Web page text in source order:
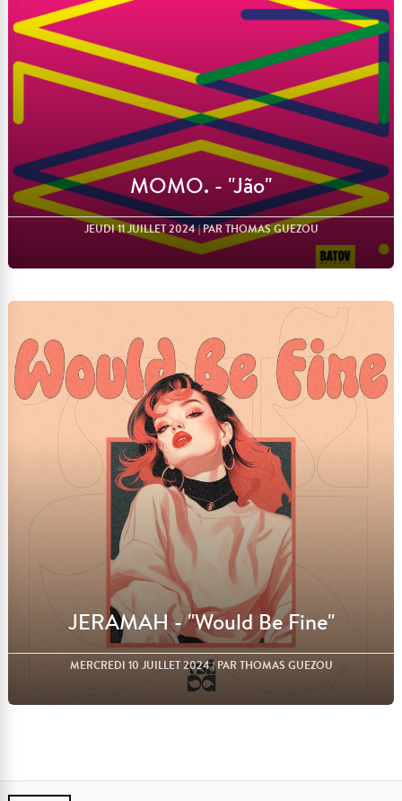
MOMO. - "Jão"
JEUDI 11 JUILLET 2024| PAR THOMAS GUEZOU
Lire l'article
JERAMAH - "Would Be Fine"
MERCREDI 10 JUILLET 2024| PAR THOMAS GUEZOU